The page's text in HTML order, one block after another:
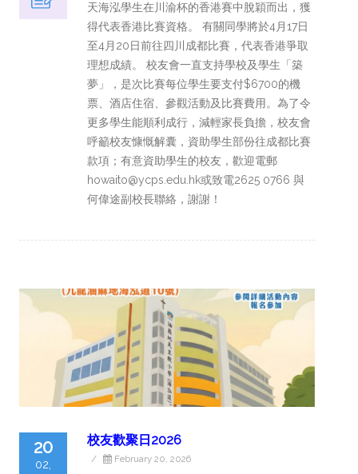
天海泓學生在川渝杯的香港賽中脫穎而出，獲
得代表香港比賽資格。 有關同學將於4月17日
至4月20日前往四川成都比賽，代表香港爭取
理想成績。 校友會一直支持學校及學生「築
夢」，是次比賽每位學生要支付$6700的機
票、酒店住宿、參觀活動及比賽費用。為了令
更多學生能順利成行，減輕家長負擔，校友會
呼籲校友慷慨解囊，資助學生部份往成都比賽
款項；有意資助學生的校友，歡迎電郵
howaito@ycps.edu.hk或致電2625 0766 與
何偉途副校長聯絡，謝謝！
20
02,
校友歡聚日2026
/ February 20, 2026